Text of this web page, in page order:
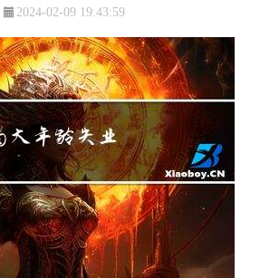
2024-02-09 19:43:59